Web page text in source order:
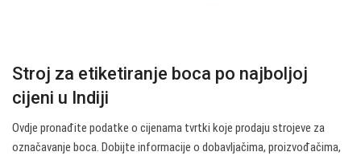
Stroj za etiketiranje boca po najboljoj
cijeni u Indiji
Ovdje pronađite podatke o cijenama tvrtki koje prodaju strojeve za
označavanje boca. Dobijte informacije o dobavljačima, proizvođačima,